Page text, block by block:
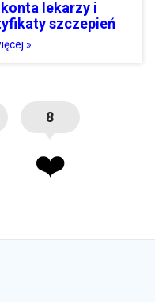
lekarzy i
szczepień
»
8
❤️